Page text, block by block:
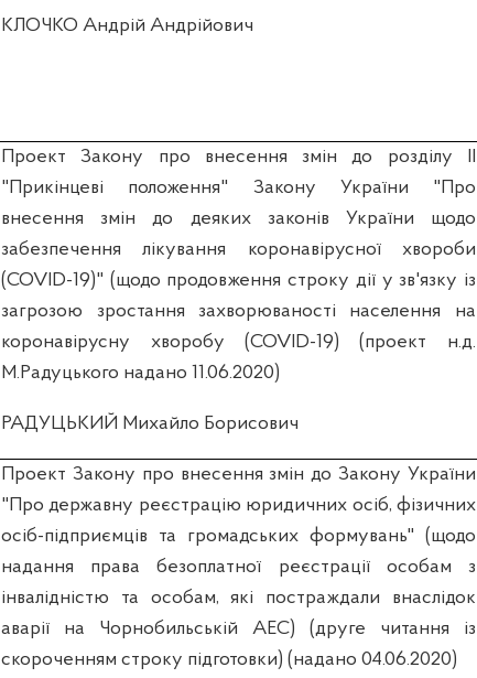
КЛОЧКО Андрій Андрійович
Проект Закону про внесення змін до розділу ІІ
"Прикінцеві положення" Закону України "Про
внесення змін до деяких законів України щодо
забезпечення лікування коронавірусної хвороби
(COVID-19)" (щодо продовження строку дії у зв'язку із
загрозою зростання захворюваності населення на
коронавірусну хворобу (COVID-19) (проект н.д.
М.Радуцького надано 11.06.2020)
РАДУЦЬКИЙ Михайло Борисович
Проект Закону про внесення змін до Закону України
"Про державну реєстрацію юридичних осіб, фізичних
осіб-підприємців та громадських формувань" (щодо
надання права безоплатної реєстрації особам з
інвалідністю та особам, які постраждали внаслідок
аварії на Чорнобильській АЕС) (друге читання із
скороченням строку підготовки) (надано 04.06.2020)